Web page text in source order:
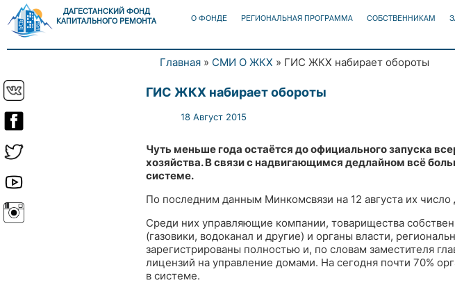
ДАГЕСТАНСКИЙ ФОНД
КАПИТАЛЬНОГО РЕМОНТА
О ФОНДЕ РЕГИОНАЛЬНАЯ ПРОГРАММА СОБСТВЕННИКАМ
Главная» СМИ О ЖКХ » ГИС ЖКХ набирает обороты
ГИС ЖКХ набирает обороты
18 Август 2015
Чуть меньше года остаётся до официального запуска
хозяйства. В связи с надвигающимся дедлайном всё
системе.
По последним данным Минкомсвязи на 12 августа их число
Среди них управляющие компании, товарищества
(газовики, водоканал и другие) и органы власти,
зарегистрированы полностью и, по словам заместителя
лицензий на управление домами. На сегодня почти 70%
в системе.